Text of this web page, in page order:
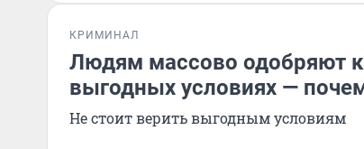
КРИМИНАЛ
Людям массово одобряют
выгодных условиях —
Не стоит верить выгодным условиям